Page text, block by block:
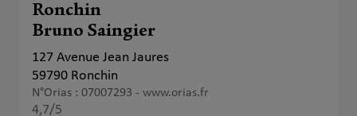
Ronchin
Bruno Saingier
127 Avenue Jean Jaures
59790 Ronchin
N°Orias : 07007293 - www.orias.fr
4,7/5